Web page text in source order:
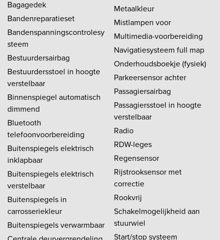
Bagagedek
Bandenreparatieset
Bandenspanningscontrolesy
steem
Bestuurdersairbag
Bestuurdersstoel in hoogte
verstelbaar
Binnenspiegel automatisch
dimmend
Bluetooth
telefoonvoorbereiding
Buitenspiegels elektrisch
inklapbaar
Buitenspiegels elektrisch
verstelbaar
Buitenspiegels in
carrosseriekleur
Buitenspiegels verwarmbaar
Metaalkleur
Mistlampen voor
Multimedia-voorbereiding
Navigatiesysteem full map
Onderhoudsboekje (fysiek)
Parkeersensor achter
Passagiersairbag
Passagiersstoel in hoogte
verstelbaar
Radio
RDW-leges
Regensensor
Rijstrooksensor met
correctie
Rookvrij
Schakelmogelijkheid aan
stuurwiel
Start/stop systeem